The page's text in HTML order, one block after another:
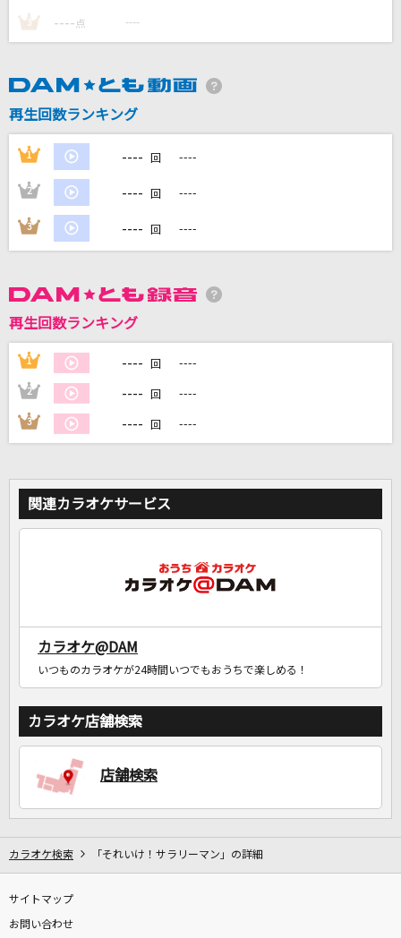
VALENTI
なとり
カラオケ最新情報をチェック！
3 ---- 点 ----
再生回数ランキング
1 ---- 回 ----
2 ---- 回 ----
3 ---- 回 ----
再生回数ランキング
1 ---- 回 ----
2 ---- 回 ----
3 ---- 回 ----
関連カラオケサービス
カラオケ@DAM
いつものカラオケが24時間いつでもおうちで楽しめる！
カラオケ店舗検索
店舗検索
カラオケ検索 「それいけ！サラリーマン」の詳細
サイトマップ
お問い合わせ